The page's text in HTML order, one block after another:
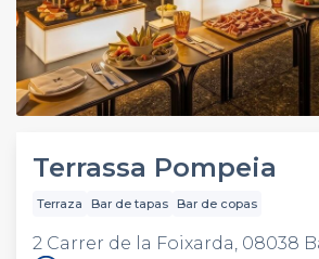
Terrassa Pompeia
Terraza Bar de tapas Bar de copas
2 Carrer de la Foixarda, 08038